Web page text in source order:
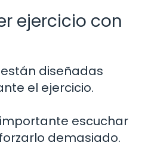
ejercicio con
diseñadas
el ejercicio.
escuchar
demasiado.